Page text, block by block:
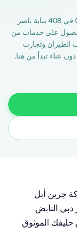
ادخل إلى Green Apple Travel and Tourism في 408 بناية ناصر
للحصول على خدمات من
الطيران وتجارب
عناء تبدأ من هنا.
جرين أبل
النابض
ناصر لوته 408. نحن حليفك الموثوق